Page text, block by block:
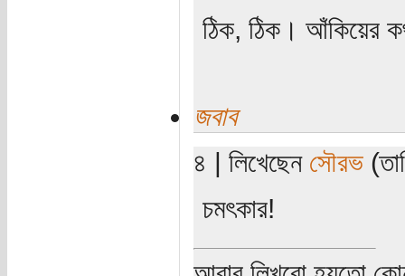
ঠিক, ঠিক। আঁকিয়ের
জবাব
৪ | লিখেছেন সৌরভ
চমৎকার!